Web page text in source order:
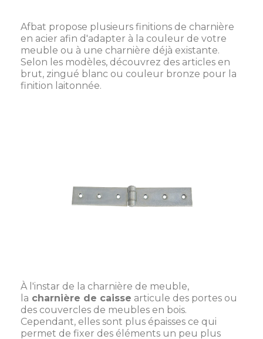
Afbat propose plusieurs finitions de charnière
en acier afin d'adapter à la couleur de votre
meuble ou à une charnière déjà existante.
Selon les modèles, découvrez des articles en
brut, zingué blanc ou couleur bronze pour la
finition laitonnée.
À l'instar de la charnière de meuble,
la charnière de caisse articule des portes ou
des couvercles de meubles en bois.
Cependant, elles sont plus épaisses ce qui
permet de fixer des éléments un peu plus